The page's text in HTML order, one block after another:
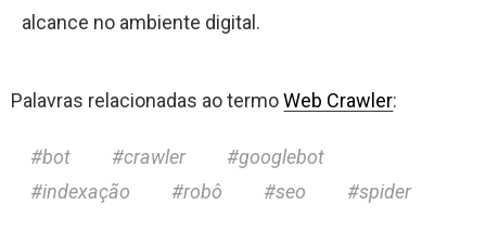
alcance no ambiente digital.
Palavras relacionadas ao termoWeb Crawler:
bot crawler
googlebot
indexação
robô seo spider